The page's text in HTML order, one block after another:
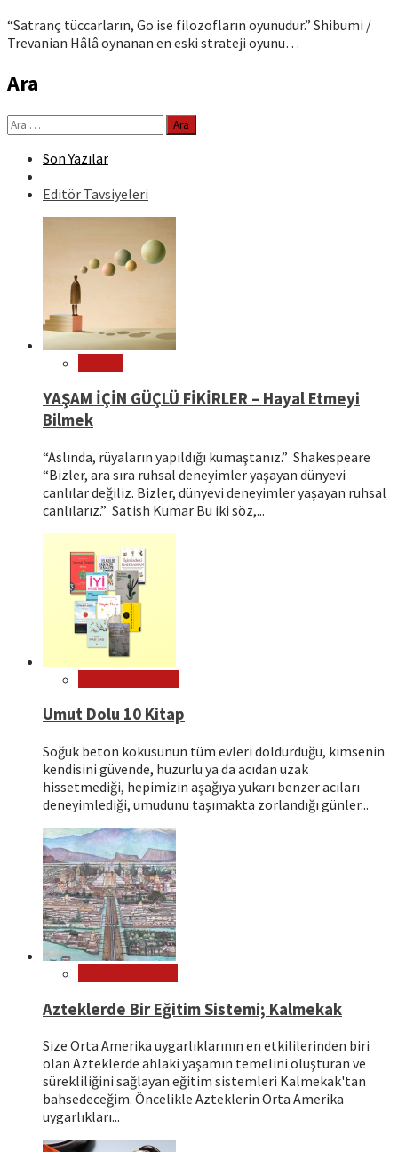
“Satranç tüccarların, Go ise filozofların oyunudur.” Shibumi /
Trevanian Hâlâ oynanan en eski strateji oyunu…
Ara
Arama:
Son Yazılar
Editör Tavsiyeleri
YAŞAM İÇİN GÜÇLÜ FİKİRLER – Hayal Etmeyi
Bilmek
“Aslında, rüyaların yapıldığı kumaştanız.” Shakespeare
“Bizler, ara sıra ruhsal deneyimler yaşayan dünyevi
canlılar değiliz. Bizler, dünyevi deneyimler yaşayan ruhsal
canlılarız.” Satish Kumar Bu iki söz,...
Umut Dolu 10 Kitap
Soğuk beton kokusunun tüm evleri doldurduğu, kimsenin
kendisini güvende, huzurlu ya da acıdan uzak
hissetmediği, hepimizin aşağıya yukarı benzer acıları
deneyimlediği, umudunu taşımakta zorlandığı günler...
Azteklerde Bir Eğitim Sistemi; Kalmekak
Size Orta Amerika uygarlıklarının en etkililerinden biri
olan Azteklerde ahlaki yaşamın temelini oluşturan ve
sürekliliğini sağlayan eğitim sistemleri Kalmekak'tan
bahsedeceğim. Öncelikle Azteklerin Orta Amerika
uygarlıkları...